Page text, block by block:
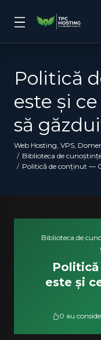
Politică
este și
să
Web Hosting, VPS,
Biblioteca de
Politică de conținut —
Biblioteca de
este și
0 au